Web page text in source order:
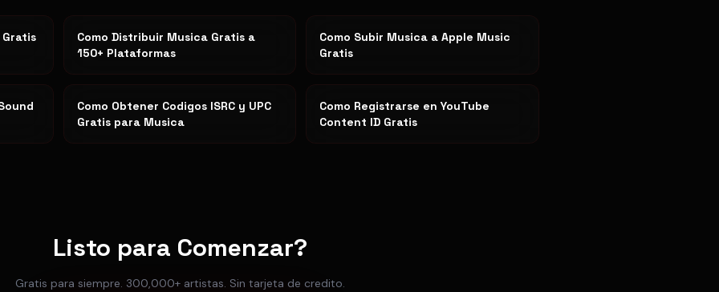
Como Distribuir Musica Gratis a
150+ Plataformas
Como Subir Musica a Apple Music
Gratis
Como Obtener Codigos ISRC y UPC
Gratis para Musica
Como Registrarse en YouTube
Content ID Gratis
Listo para Comenzar?
Gratis para siempre. 300,000+ artistas. Sin tarjeta de credito.